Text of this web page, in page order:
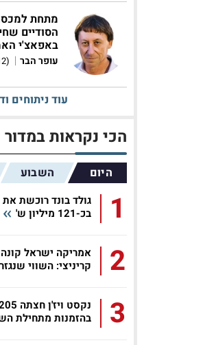
מתחת
הסודיים
באפאצ'י
עופר הבר |
(12)
עוד ניתוחים
הכי נקראות במדור
היום השבוע
1
גולד בונד רוכשת
בכ-121 מיליון ש'
2
קריניצי: השווי
3
בהזמנות מתחילת